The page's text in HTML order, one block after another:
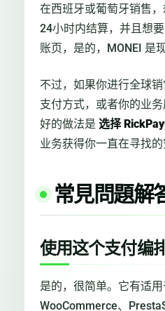
在西班牙或葡萄牙销售
24小时内结算，并且想
账页，是的，MONEI 是
不过，如果你进行全球
支付方式，或者你的业
好的做法是 选择
业务获得你一直在寻找的
常見問題解
使用这个支付编
是的，很简单。它有适用
WooCommerce、